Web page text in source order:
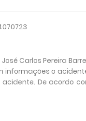
Carlos Pereira
informações o
De acordo